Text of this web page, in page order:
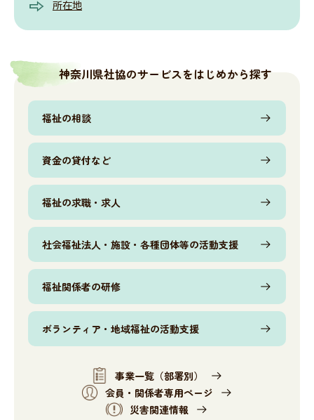
所在地
神奈川県社協のサービスをはじめから探す
福祉の相談
資金の貸付など
福祉の求職・求人
社会福祉法人・施設・各種団体等の活動支援
福祉関係者の研修
ボランティア・地域福祉の活動支援
事業一覧（部署別）
会員・関係者専用ページ
災害関連情報
サイト内検索 Language
リンク
サイトマップ
サイト内検索
当サイトご利用に当たって
著作権・免責事項